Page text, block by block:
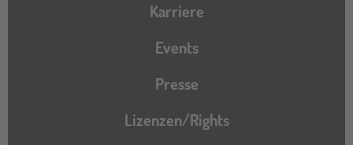
Karriere
Events
Presse
Lizenzen/Rights